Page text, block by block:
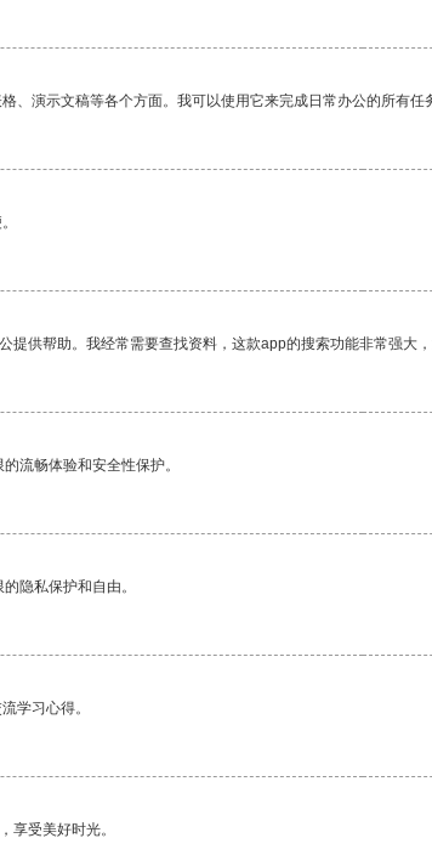
、演示文稿等各个方面。我可以使用它来完成日常办公的所有任
提供帮助。我经常需要查找资料，这款app的搜索功能非常强大，
流畅体验和安全性保护。
隐私保护和自由。
学习心得。
享受美好时光。